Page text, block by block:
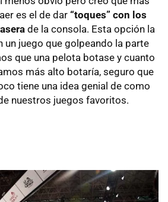
es el de dar “toques” con los
de la consola. Esta opción la
un juego que golpeando la parte
que una pelota botase y cuanto
más alto botaría, seguro que
tiene una idea genial de como
nuestros juegos favoritos.